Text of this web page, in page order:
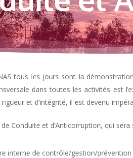
tous les jours sont la
dans toutes les activités est
et d’intégrité, il est devenu
Conduite et d’Anticorruption, qui
interne de contrôle/gestion/